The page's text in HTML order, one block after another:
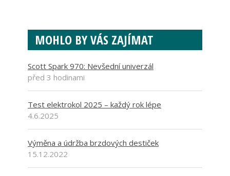
MOHLO BY VÁS ZAJÍMAT
Scott Spark 970: Nevšední univerzál
před 3 hodinami
Test elektrokol 2025 – každý rok lépe
4.6.2025
Výměna a údržba brzdových destiček
15.12.2022